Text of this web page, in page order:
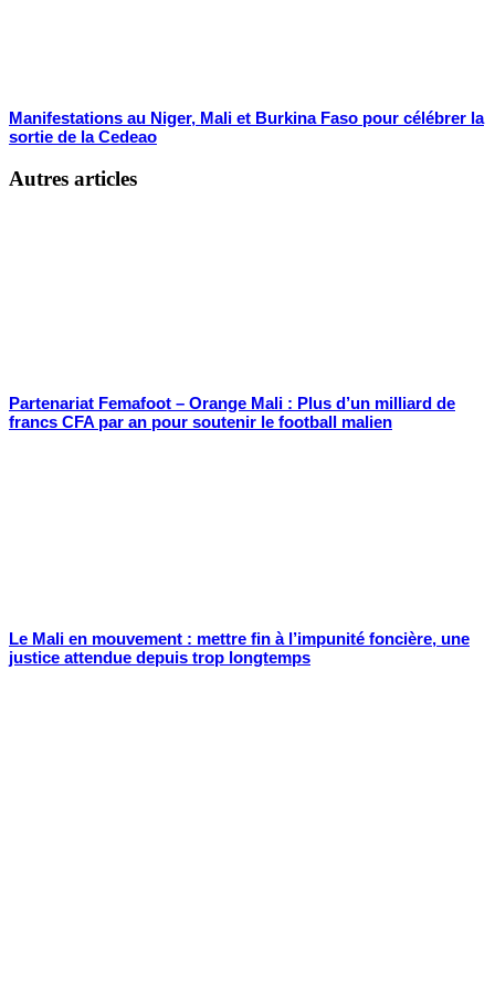
Manifestations au Niger, Mali et Burkina Faso pour célébrer la
sortie de la Cedeao
Autres articles
Partenariat Femafoot – Orange Mali : Plus d’un milliard de
francs CFA par an pour soutenir le football malien
Le Mali en mouvement : mettre fin à l’impunité foncière, une
justice attendue depuis trop longtemps